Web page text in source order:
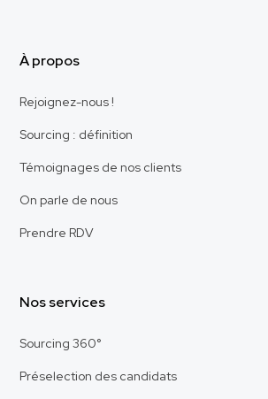
À propos
Rejoignez-nous !
Sourcing : définition
Témoignages de nos clients
On parle de nous
Prendre RDV
Nos services
Sourcing 360°
Préselection des candidats